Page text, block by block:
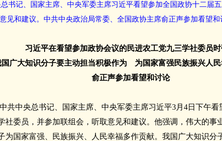
书记、国家主席、中央军委主席习近平看望参加全国政协十二届
见和建议。中共中央政治局常委、全国政协主席俞正声参加看望
习近平在看望参加政协会议的民进农工党九三学社委员时
国广大知识分子要主动担当积极作为 为国家富强民族振兴人
俞正声参加看望和讨论
共中央总书记、国家主席、中央军委主席习近平3月4日下午
社委员，并参加联组会，听取意见和建议。他强调，伟大的事
为国家富强、民族振兴、人民幸福多作贡献。我国广大知识分